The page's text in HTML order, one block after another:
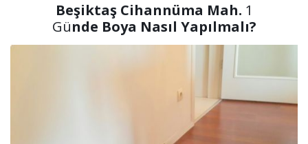
Beşiktaş Cihannüma Mah. 1
Günde Boya Nasıl Yapılmalı?